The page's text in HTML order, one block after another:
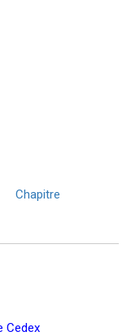
Chapitre
Cedex